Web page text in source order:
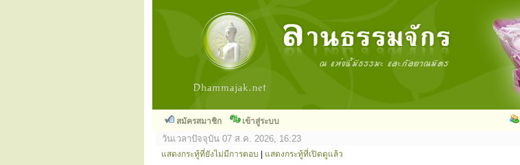
สมัครสมาชิก เข้าสู่ระบบ
วันเวลาปัจจุบัน 07 ส.ค. 2026, 16:23
แสดงกระทู้ที่ยังไม่มีการตอบ แสดงกระทู้ที่เปิดดูแล้ว